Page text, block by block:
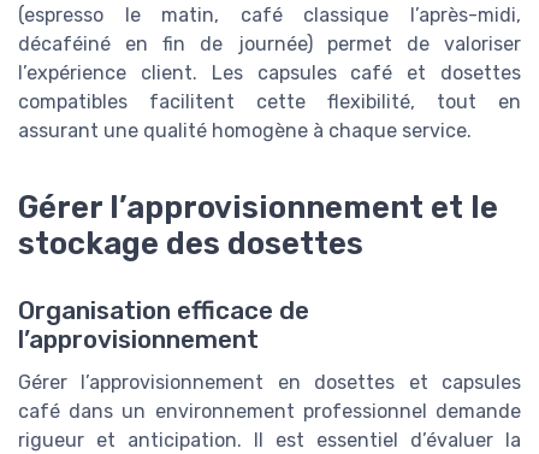
(espresso le matin, café classique l’après-midi,
décaféiné en fin de journée) permet de valoriser
l’expérience client. Les capsules café et dosettes
compatibles facilitent cette flexibilité, tout en
assurant une qualité homogène à chaque service.
Gérer l’approvisionnement et le
stockage des dosettes
Organisation efficace de
l’approvisionnement
Gérer l’approvisionnement en dosettes et capsules
café dans un environnement professionnel demande
rigueur et anticipation. Il est essentiel d’évaluer la